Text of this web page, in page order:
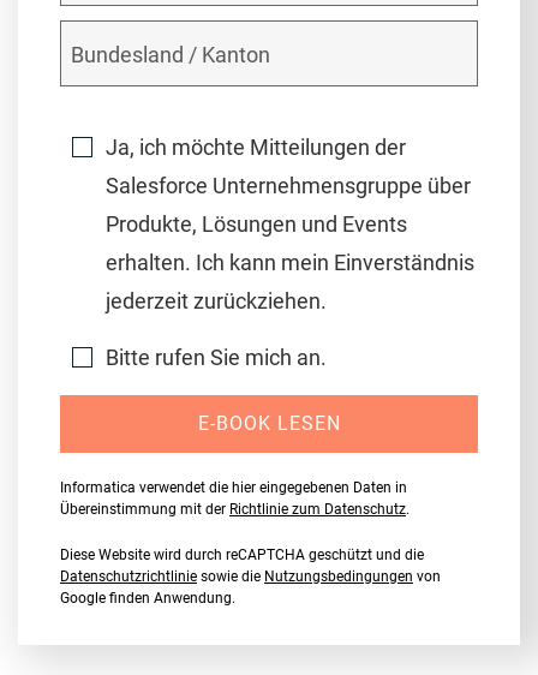
Ja, ich möchte Mitteilungen der
Salesforce Unternehmensgruppe über
Produkte, Lösungen und Events
erhalten. Ich kann mein Einverständnis
jederzeit zurückziehen.
Bitte rufen Sie mich an.
E-BOOK LESEN
Informatica verwendet die hier eingegebenen Daten in
Übereinstimmung mit der Richtlinie zum Datenschutz.
Diese Website wird durch reCAPTCHA geschützt und die
Datenschutzrichtlinie sowie die Nutzungsbedingungen von
Google finden Anwendung.